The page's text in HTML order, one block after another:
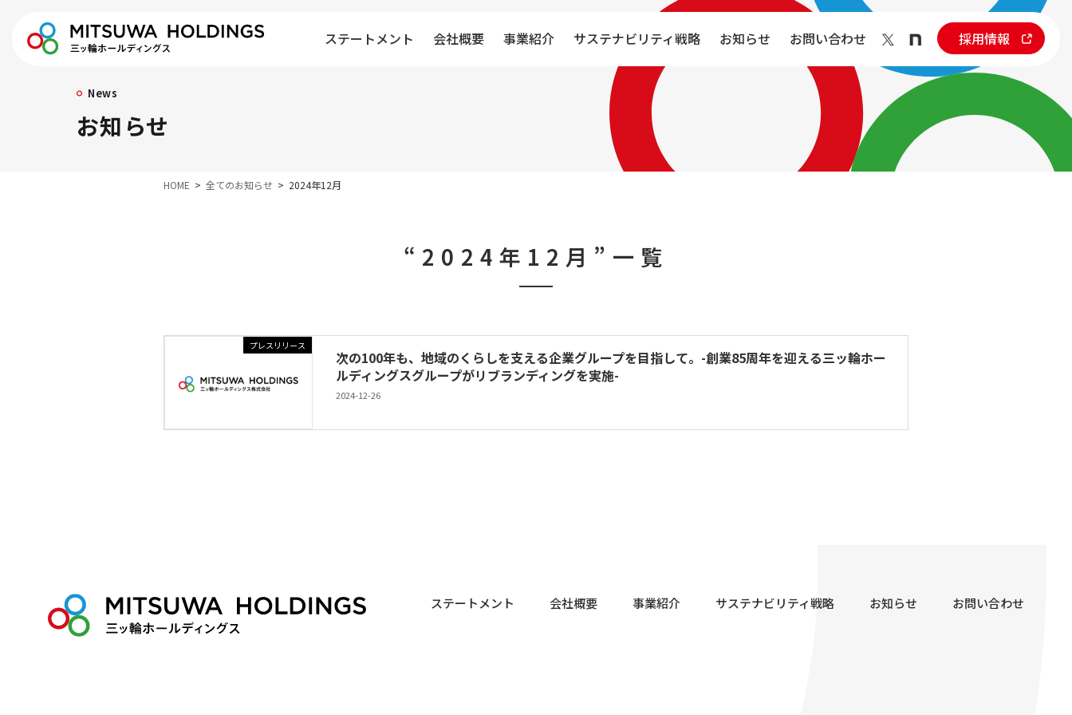
ステートメント 会社概要 事業紹介 サステナビリティ戦略 お知らせ お問い合わせ 採用情報
News
お知らせ
HOME 全てのお知らせ 2024年12月
“2024年12月”一覧
プレスリリース
次の100年も、地域のくらしを支える企業グループを目指して。-創業85周年を迎える三ッ輪ホー
ルディングスグループがリブランディングを実施-
2024-12-26
ステートメント 会社概要 事業紹介 サステナビリティ戦略 お知らせ お問い合わせ